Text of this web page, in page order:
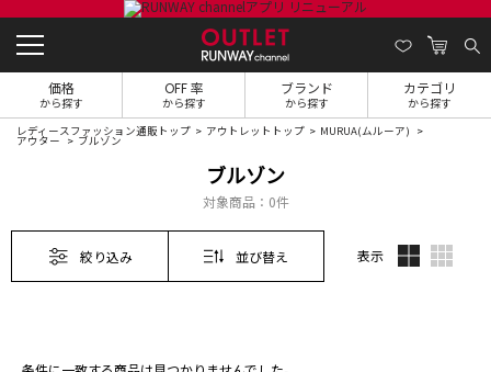
価格
から探す
OFF 率
から探す
ブランド
から探す
カテゴリ
から探す
レディースファッション通販トップ アウトレットトップ MURUA(ムルーア)
アウター ブルゾン
ブルゾン
対象商品： 0件
絞り込み 並び替え 表示